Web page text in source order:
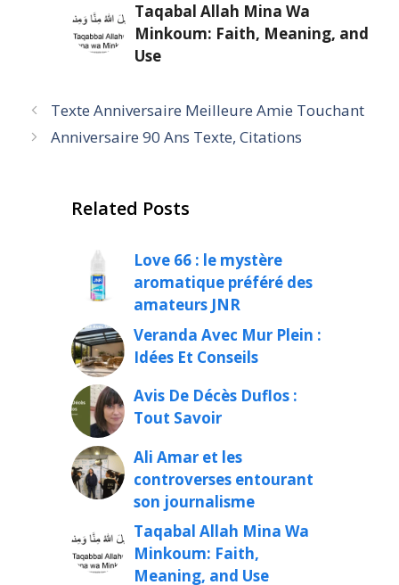
Taqabal Allah Mina Wa
Minkoum: Faith, Meaning, and
Use
Texte Anniversaire Meilleure Amie Touchant
Anniversaire 90 Ans Texte, Citations
Related Posts
Love 66 : le mystère
aromatique préféré des
amateurs JNR
Veranda Avec Mur Plein :
Idées Et Conseils
Avis De Décès Duflos :
Tout Savoir
Ali Amar et les
controverses entourant
son journalisme
Taqabal Allah Mina Wa
Minkoum: Faith,
Meaning, and Use